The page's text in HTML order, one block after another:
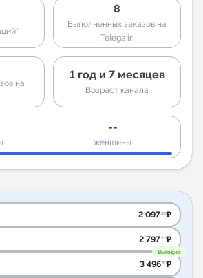
8
Выполненных заказов на
Telega.in
на
1 год и 7 месяцев
Возраст канала
--
женщины
2 097.90₽
2 797.20₽
Выгодно
3 496.50₽